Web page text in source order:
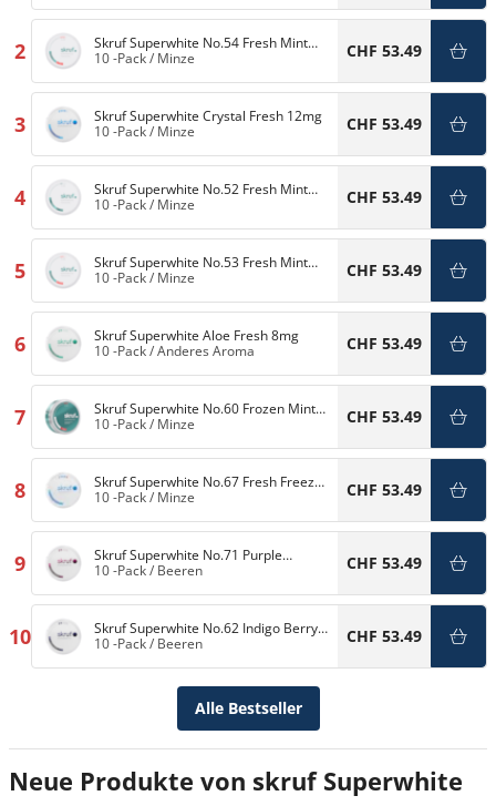
2
Skruf Superwhite No.54 Fresh Mint
11mg10 -Pack/ Minze CHF 53.49
3
Skruf Superwhite Crystal Fresh 12mg
10 -Pack/ Minze CHF 53.49
4
Skruf Superwhite No.52 Fresh Mint
6mg10 -Pack/ Minze CHF 53.49
5
Skruf Superwhite No.53 Fresh Mint
10mg10 -Pack/ Minze CHF 53.49
6
Skruf Superwhite Aloe Fresh 8mg
10 -Pack/Anderes Aroma CHF 53.49
7
Skruf Superwhite No.60 Frozen Mint
Xtra Superslim 8mg
10 -Pack/ Minze CHF 53.49
8
Skruf Superwhite No.67 Fresh Freeze
11,5mg
10 -Pack/ Minze CHF 53.49
9
Skruf Superwhite No.71 Purple
Cassice 6mg
10 -Pack/ Beeren CHF 53.49
10
Skruf Superwhite No.62 Indigo Berry
6mg10 -Pack/ Beeren CHF 53.49
Alle Bestseller
Neue Produkte von skruf Superwhite